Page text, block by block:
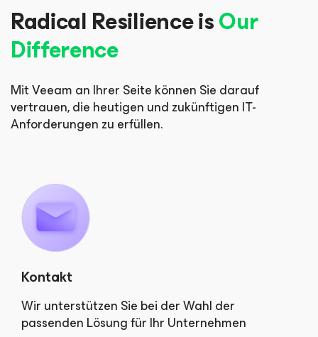
Radical Resilience isOur
Difference
Mit Veeam an Ihrer Seite können Sie darauf
vertrauen, die heutigen und zukünftigen IT-
Anforderungen zu erfüllen.
Kontakt
Wir unterstützen Sie bei der Wahl der
passenden Lösung für Ihr Unternehmen